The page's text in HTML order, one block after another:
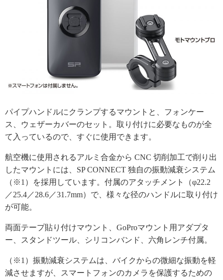
パイプハンドルにクランプするマウントと、フォンケー
ス、ウェザーカバーのセット。取り付けに必要なものが全
て入っているので、すぐに使用できます。
航空機に使用されるアルミ合金から CNC 切削加工で削り出
したマウントには、SP CONNECT 独自の振動減衰システム
（※1）を採用しています。付属のアタッチメント（φ22.2
／25.4／28.6／31.7mm）で、様々な径のハンドルに取り付け
が可能。
両面テープ貼り付けマウント、GoProマウント用アダプタ
ー、スタンドツール、シリコンバンド、六角レンチ付属。
（※1）振動減衰システムは、バイクからの微細な振動を軽
減させますが、スマートフォンのカメラを保護するための